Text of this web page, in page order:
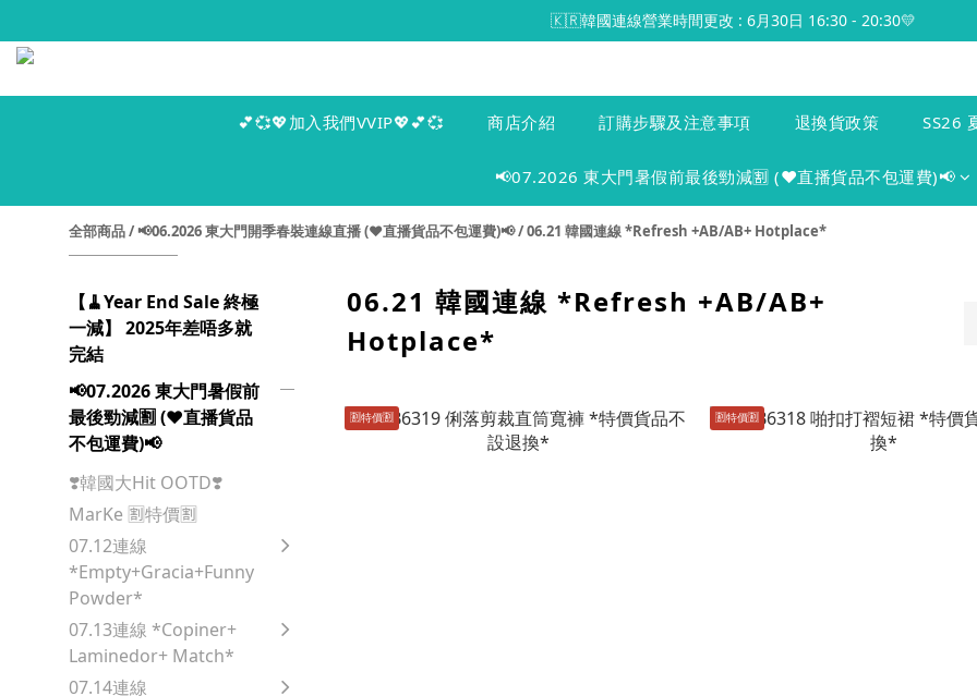
🇰🇷韓國連線營業時間更改 : 6月30日 16:30 - 20:30💛
💕💞💖加入我們VVIP💖💕💞 商店介紹 訂購步驟及注意事項 退換貨政策 SS26
📢07.2026 東大門暑假前最後勁減🈹 (♥️直播貨品不包運費)📢
全部商品/📢06.2026 東大門開季春裝連線直播 (♥️直播貨品不包運費)📢/06.21 韓國連線 *Refresh +AB/AB+ Hotplace*
【🧹Year End Sale 終極
一減】 2025年差唔多就
完結
📢07.2026 東大門暑假前
最後勁減🈹 (♥️直播貨品
不包運費)📢
❣️韓國大Hit OOTD❣️
MarKe 🈹️特價🈹️
07.12連線
*Empty+Gracia+Funny
Powder*
07.13連線 *Copiner+
Laminedor+ Match*
07.14連線
06.21 韓國連線 *Refresh +AB/AB+
Hotplace*
🈹️特價🈹️ 🈹️特價🈹️